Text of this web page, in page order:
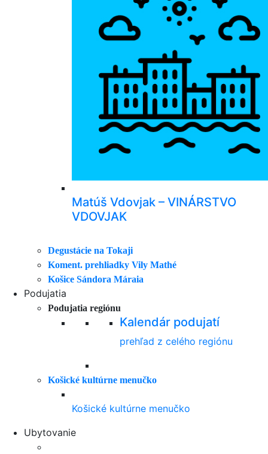
Matúš Vdovjak – VINÁRSTVO
VDOVJAK
Degustácie na Tokaji
Koment. prehliadky Vily Mathé
Košice Sándora Máraia
Podujatia
Podujatia regiónu
Kalendár podujatí
prehľad z celého regiónu
Košické kultúrne menučko
Košické kultúrne menučko
Ubytovanie